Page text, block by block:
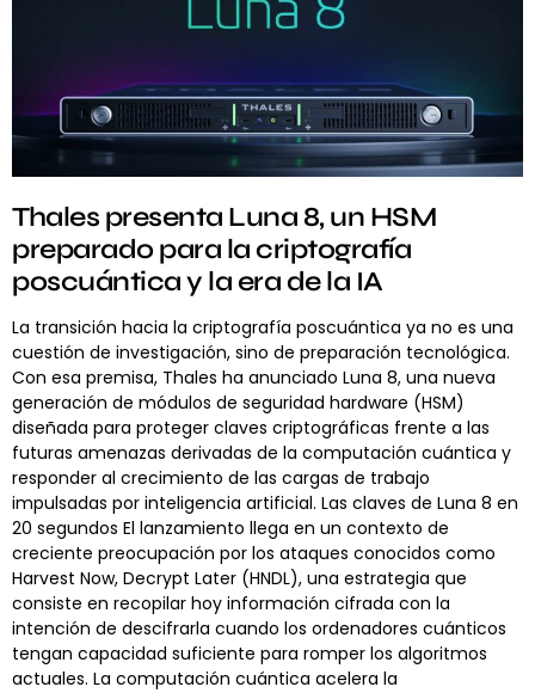
Thales presenta Luna 8, un HSM
preparado para la criptografía
poscuántica y la era de la IA
La transición hacia la criptografía poscuántica ya no es una
cuestión de investigación, sino de preparación tecnológica.
Con esa premisa, Thales ha anunciado Luna 8, una nueva
generación de módulos de seguridad hardware (HSM)
diseñada para proteger claves criptográficas frente a las
futuras amenazas derivadas de la computación cuántica y
responder al crecimiento de las cargas de trabajo
impulsadas por inteligencia artificial. Las claves de Luna 8 en
20 segundos El lanzamiento llega en un contexto de
creciente preocupación por los ataques conocidos como
Harvest Now, Decrypt Later (HNDL), una estrategia que
consiste en recopilar hoy información cifrada con la
intención de descifrarla cuando los ordenadores cuánticos
tengan capacidad suficiente para romper los algoritmos
actuales. La computación cuántica acelera la